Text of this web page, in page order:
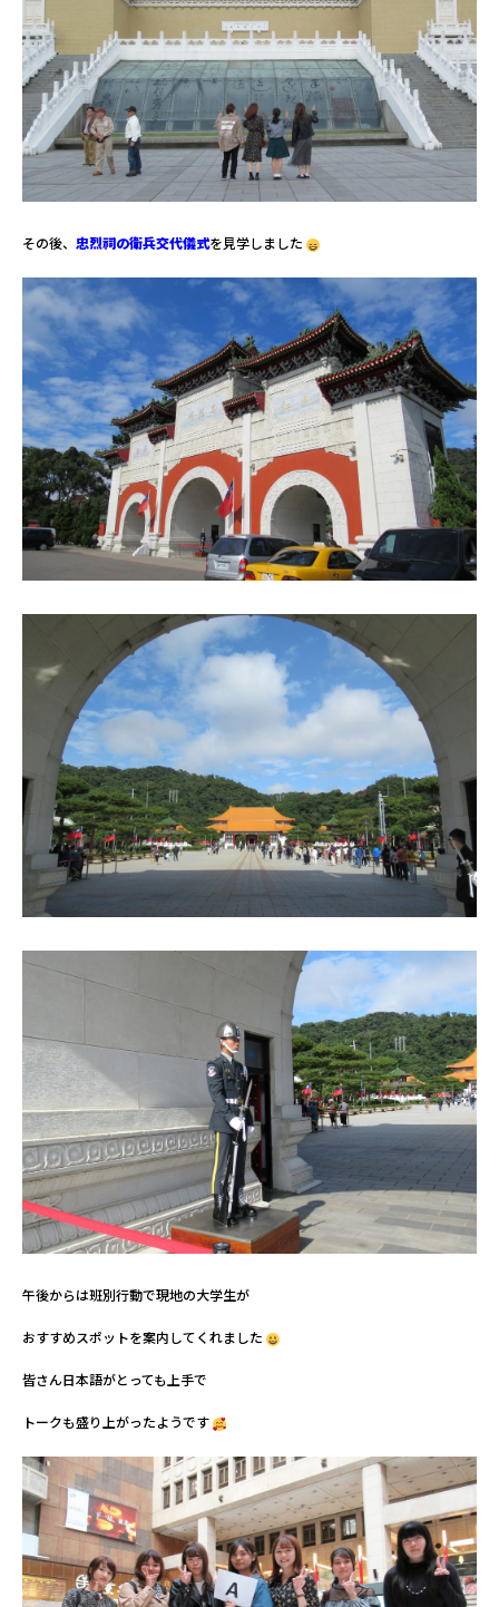
その後、 忠烈祠の衛兵交代儀式を見学しました
午後からは班別行動で現地の大学生が
おすすめスポットを案内してくれました
皆さん日本語がとっても上手で
トークも盛り上がったようです